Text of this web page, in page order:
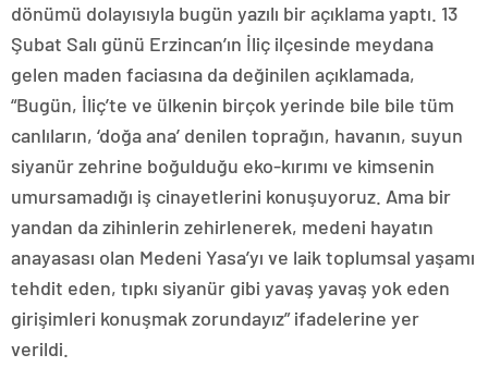
dönümü dolayısıyla bugün yazılı bir açıklama yaptı. 13
Şubat Salı günü Erzincan’ın İliç ilçesinde meydana
gelen maden faciasına da değinilen açıklamada,
“Bugün, İliç’te ve ülkenin birçok yerinde bile bile tüm
canlıların, ‘doğa ana’ denilen toprağın, havanın, suyun
siyanür zehrine boğulduğu eko-kırımı ve kimsenin
umursamadığı iş cinayetlerini konuşuyoruz. Ama bir
yandan da zihinlerin zehirlenerek, medeni hayatın
anayasası olan Medeni Yasa’yı ve laik toplumsal yaşamı
tehdit eden, tıpkı siyanür gibi yavaş yavaş yok eden
girişimleri konuşmak zorundayız” ifadelerine yer
verildi.